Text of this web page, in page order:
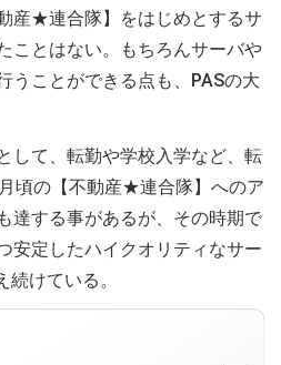
産★連合隊】をはじめとするサ
ことはない。もちろんサーバや
うことができる点も、PASの大
して、転勤や学校入学など、転
頃の【不動産★連合隊】へのア
達する事があるが、その時期で
安定したハイクオリティなサー
続けている。